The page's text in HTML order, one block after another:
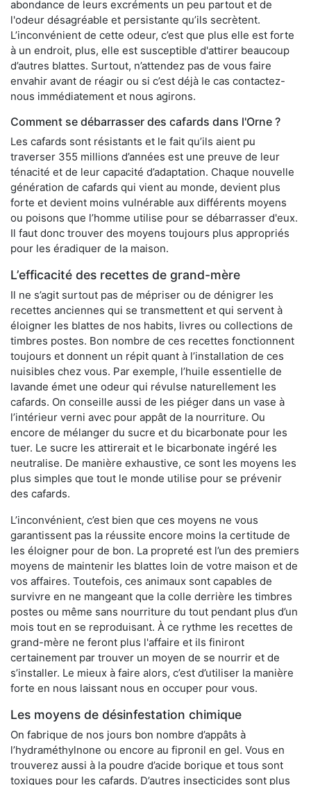
abondance de leurs excréments un peu partout et de
l'odeur désagréable et persistante qu’ils secrètent.
L’inconvénient de cette odeur, c’est que plus elle est forte
à un endroit, plus, elle est susceptible d'attirer beaucoup
d’autres blattes. Surtout, n’attendez pas de vous faire
envahir avant de réagir ou si c’est déjà le cas contactez-
nous immédiatement et nous agirons.
Comment se débarrasser des cafards dans l'Orne ?
Les cafards sont résistants et le fait qu’ils aient pu
traverser 355 millions d’années est une preuve de leur
ténacité et de leur capacité d’adaptation. Chaque nouvelle
génération de cafards qui vient au monde, devient plus
forte et devient moins vulnérable aux différents moyens
ou poisons que l’homme utilise pour se débarrasser d'eux.
Il faut donc trouver des moyens toujours plus appropriés
pour les éradiquer de la maison.
L’efficacité des recettes de grand-mère
Il ne s’agit surtout pas de mépriser ou de dénigrer les
recettes anciennes qui se transmettent et qui servent à
éloigner les blattes de nos habits, livres ou collections de
timbres postes. Bon nombre de ces recettes fonctionnent
toujours et donnent un répit quant à l’installation de ces
nuisibles chez vous. Par exemple, l’huile essentielle de
lavande émet une odeur qui révulse naturellement les
cafards. On conseille aussi de les piéger dans un vase à
l’intérieur verni avec pour appât de la nourriture. Ou
encore de mélanger du sucre et du bicarbonate pour les
tuer. Le sucre les attirerait et le bicarbonate ingéré les
neutralise. De manière exhaustive, ce sont les moyens les
plus simples que tout le monde utilise pour se prévenir
des cafards.
L’inconvénient, c’est bien que ces moyens ne vous
garantissent pas la réussite encore moins la certitude de
les éloigner pour de bon. La propreté est l’un des premiers
moyens de maintenir les blattes loin de votre maison et de
vos affaires. Toutefois, ces animaux sont capables de
survivre en ne mangeant que la colle derrière les timbres
postes ou même sans nourriture du tout pendant plus d’un
mois tout en se reproduisant. À ce rythme les recettes de
grand-mère ne feront plus l'affaire et ils finiront
certainement par trouver un moyen de se nourrir et de
s’installer. Le mieux à faire alors, c’est d’utiliser la manière
forte en nous laissant nous en occuper pour vous.
Les moyens de désinfestation chimique
On fabrique de nos jours bon nombre d’appâts à
l’hydraméthylnone ou encore au fipronil en gel. Vous en
trouverez aussi à la poudre d’acide borique et tous sont
toxiques pour les cafards. D’autres insecticides sont plus